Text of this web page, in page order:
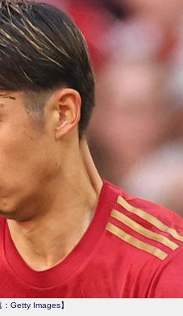
：Getty Images】